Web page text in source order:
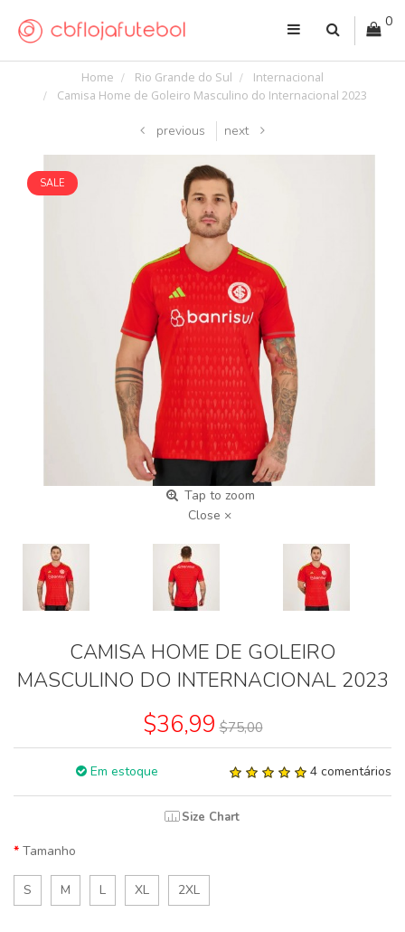
0
Home Rio Grande do Sul
Internacional
Camisa Home de Goleiro Masculino do Internacional 2023
previous next
SALE
Tap to zoom
Close ×
CAMISA HOME DE GOLEIRO
MASCULINO DO INTERNACIONAL 2023
$36,99 $75,00
Em estoque 4 comentários
Size Chart
Tamanho
S M L XL 2XL